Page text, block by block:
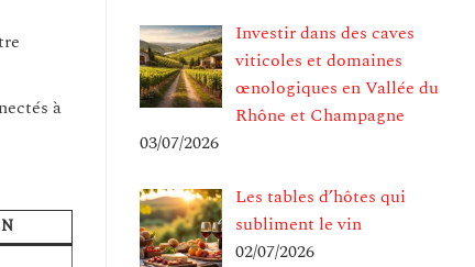
à
Investir dans des caves
viticoles et domaines
œnologiques en Vallée du
Rhône et Champagne
03/07/2026
Les tables d’hôtes qui
subliment le vin
02/07/2026